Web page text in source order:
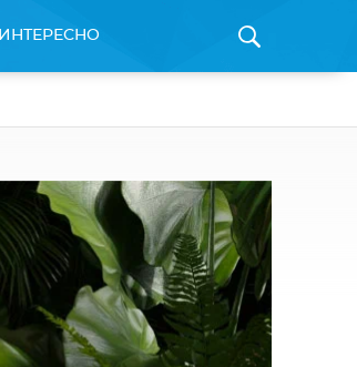
ИНТЕРЕСНО